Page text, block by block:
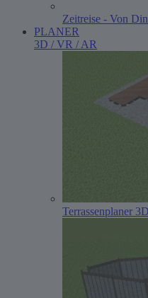
Zeitreise - Von
PLANER
3D / VR / AR
Terrassenplaner 3D